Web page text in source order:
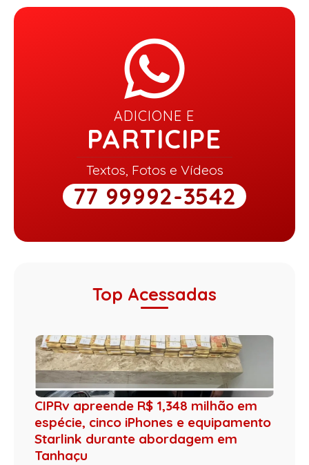
ADICIONE E
PARTICIPE
Textos, Fotos e Vídeos
77 99992-3542
Top Acessadas
CIPRv apreende R$ 1,348 milhão em
espécie, cinco iPhones e equipamento
Starlink durante abordagem em
Tanhaçu